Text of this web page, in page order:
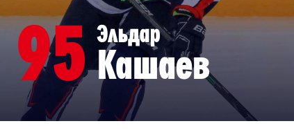
АКМ-Юниор
Амурские Тигры
Красная Машина-Юниор
Крылья Советов
МХК Динамо-Карелия
МХК Спартак-МАХ
Красноярские Рыси
Ладья
Локо-76
МХК Молот
Реактор
Сибирские Cнайперы
95 Эльдар
Кашаев